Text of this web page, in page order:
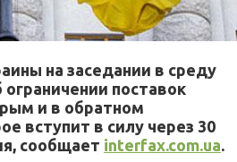
на заседании в среду
поставок
и в обратном
вступит в силу через 30
сообщает interfax.com.ua.